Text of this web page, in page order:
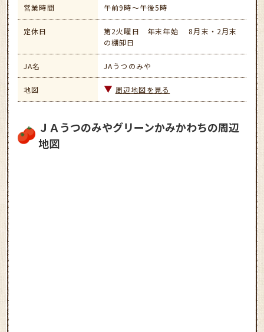
営業時間 午前9時～午後5時
定休日
第2火曜日 年末年始 8月末・2月末
の棚卸日
JA名 JAうつのみや
地図 周辺地図を見る
ＪＡうつのみやグリーンかみかわちの周辺
地図